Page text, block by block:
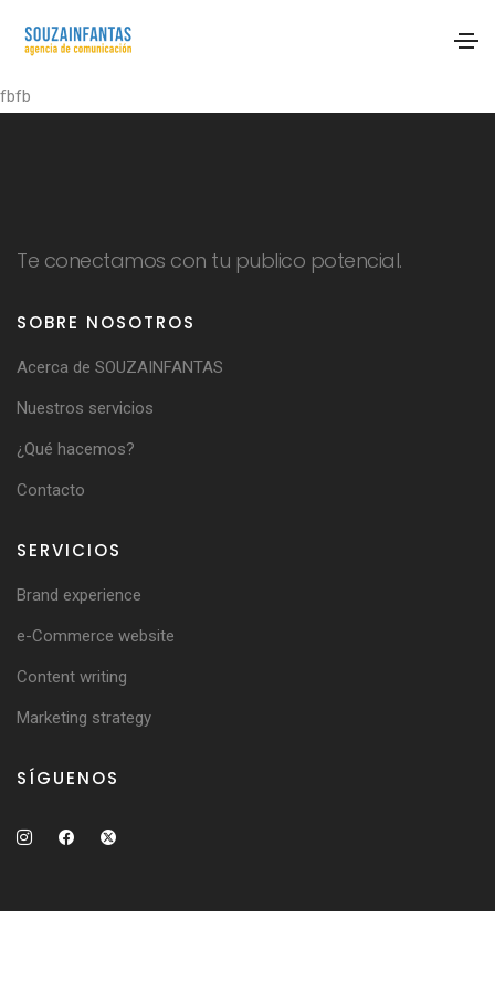
fbfb
Te conectamos con tu publico potencial.
SOBRE NOSOTROS
Acerca de SOUZAINFANTAS
Nuestros servicios
¿Qué hacemos?
Contacto
SERVICIOS
Brand experience
e-Commerce website
Content writing
Marketing strategy
SÍGUENOS